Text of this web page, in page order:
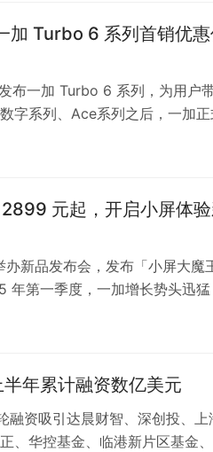
加 Turbo 6 系列首销优
布一加 Turbo 6 系列，为用户
字系列、Ace系列之后，一加
2899 元起，开启小屏体
新品发布会，发布「小屏大魔
第一季度，一加增长势头迅猛
年累计融资数亿美元
融资吸引达晨财智、深创投、上
、华控基金、临港新片区基金、